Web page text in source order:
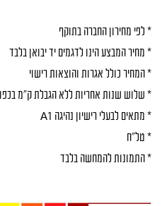
* לפי מחירון החברה בתוקף
* מחיר המבצע הינו לדגמים יד יבואן בלבד
* המחיר כולל אגרות והוצאות רישוי
* שלוש שנות אחריות ללא הגבלת ק"מ
* מתאים לבעלי רישיון נהיגה A1
* טל"ח
* התמונות להמחשה בלבד